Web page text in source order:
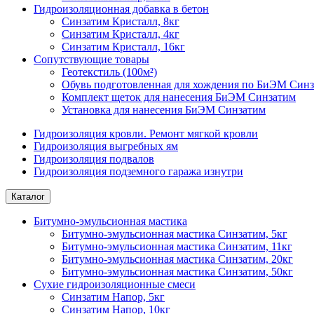
Гидроизоляционная добавка в бетон
Синзатим Кристалл, 8кг
Синзатим Кристалл, 4кг
Синзатим Кристалл, 16кг
Сопутствующие товары
Геотекстиль (100м²)
Обувь подготовленная для хождения по БиЭМ
Комплект щеток для нанесения БиЭМ Синзатим
Установка для нанесения БиЭМ Синзатим
Гидроизоляция кровли. Ремонт мягкой кровли
Гидроизоляция выгребных ям
Гидроизоляция подвалов
Гидроизоляция подземного гаража изнутри
Каталог
Битумно-эмульсионная мастика
Битумно-эмульсионная мастика Синзатим, 5кг
Битумно-эмульсионная мастика Синзатим, 11кг
Битумно-эмульсионная мастика Синзатим, 20кг
Битумно-эмульсионная мастика Синзатим, 50кг
Сухие гидроизоляционные смеси
Синзатим Напор, 5кг
Синзатим Напор, 10кг